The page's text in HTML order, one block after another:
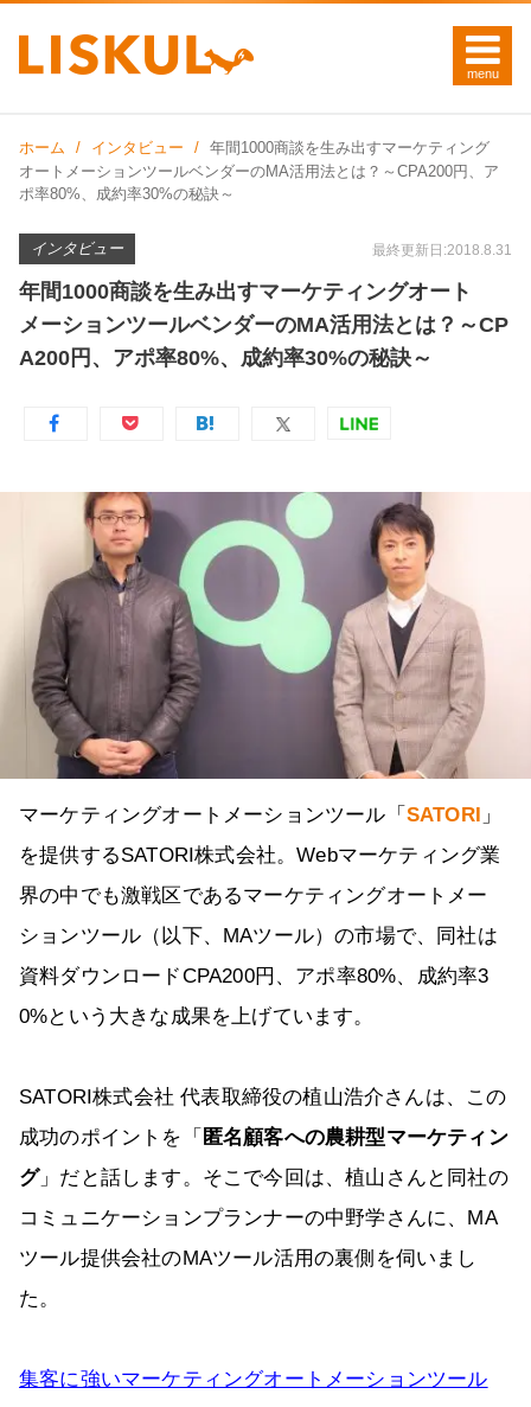
ホーム インタビュー
年間1000商談を生み出すマーケティング
オートメーションツールベンダーのMA活用法とは？～CPA200円、ア
ポ率80%、成約率30%の秘訣～
インタビュー 最終更新日:2018.8.31
年間1000商談を生み出すマーケティングオート
メーションツールベンダーのMA活用法とは？～CP
A200円、アポ率80%、成約率30%の秘訣～
マーケティングオートメーションツール「 SATORI 」
を提供するSATORI株式会社。Webマーケティング業
界の中でも激戦区であるマーケティングオートメー
ションツール（以下、MAツール）の市場で、同社は
資料ダウンロードCPA200円、アポ率80%、成約率3
0%という大きな成果を上げています。
SATORI株式会社 代表取締役の植山浩介さんは、この
成功のポイントを「 匿名顧客への農耕型マーケティン
グ」だと話します。そこで今回は、植山さんと同社の
コミュニケーションプランナーの中野学さんに、MA
ツール提供会社のMAツール活用の裏側を伺いまし
た。
集客に強いマーケティングオートメーションツール